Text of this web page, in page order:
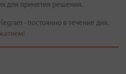
для принятия решения.
- постоянно в течение дня.